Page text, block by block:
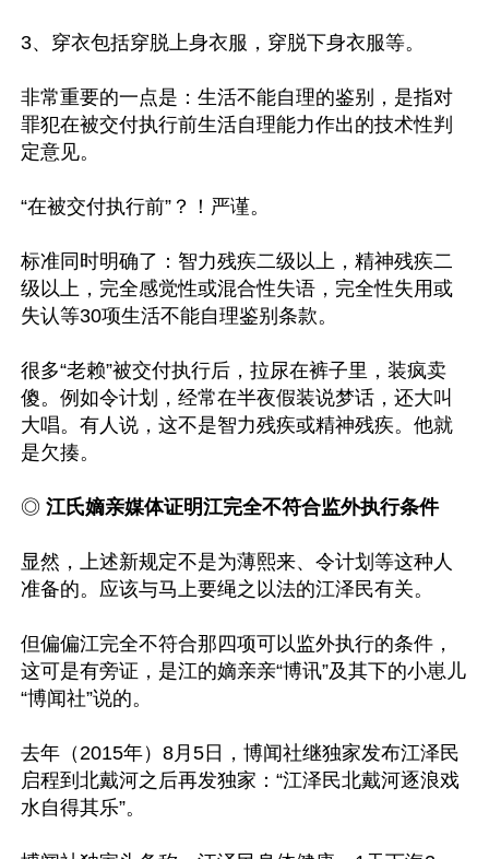
3、穿衣包括穿脱上身衣服，穿脱下身衣服等。
非常重要的一点是：生活不能自理的鉴别，是指对
罪犯在被交付执行前生活自理能力作出的技术性判
定意见。
“在被交付执行前”？！严谨。
标准同时明确了：智力残疾二级以上，精神残疾二
级以上，完全感觉性或混合性失语，完全性失用或
失认等30项生活不能自理鉴别条款。
很多“老赖”被交付执行后，拉尿在裤子里，装疯卖
傻。例如令计划，经常在半夜假装说梦话，还大叫
大唱。有人说，这不是智力残疾或精神残疾。他就
是欠揍。
◎ 江氏嫡亲媒体证明江完全不符合监外执行条件
显然，上述新规定不是为薄熙来、令计划等这种人
准备的。应该与马上要绳之以法的江泽民有关。
但偏偏江完全不符合那四项可以监外执行的条件，
这可是有旁证，是江的嫡亲亲“博讯”及其下的小崽儿
“博闻社”说的。
去年（2015年）8月5日，博闻社继独家发布江泽民
启程到北戴河之后再发独家：“江泽民北戴河逐浪戏
水自得其乐”。